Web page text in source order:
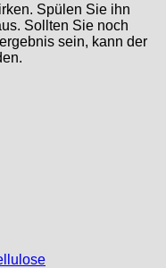
Spülen Sie ihn
Sollten Sie noch
sein, kann der